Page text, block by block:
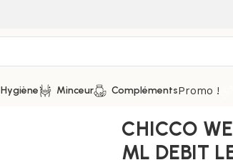
Hygiène Minceur ComplémentsPromo !
CHICCO WELL BEING BIBERON VERRE 240
CHICCO
ML DEBIT